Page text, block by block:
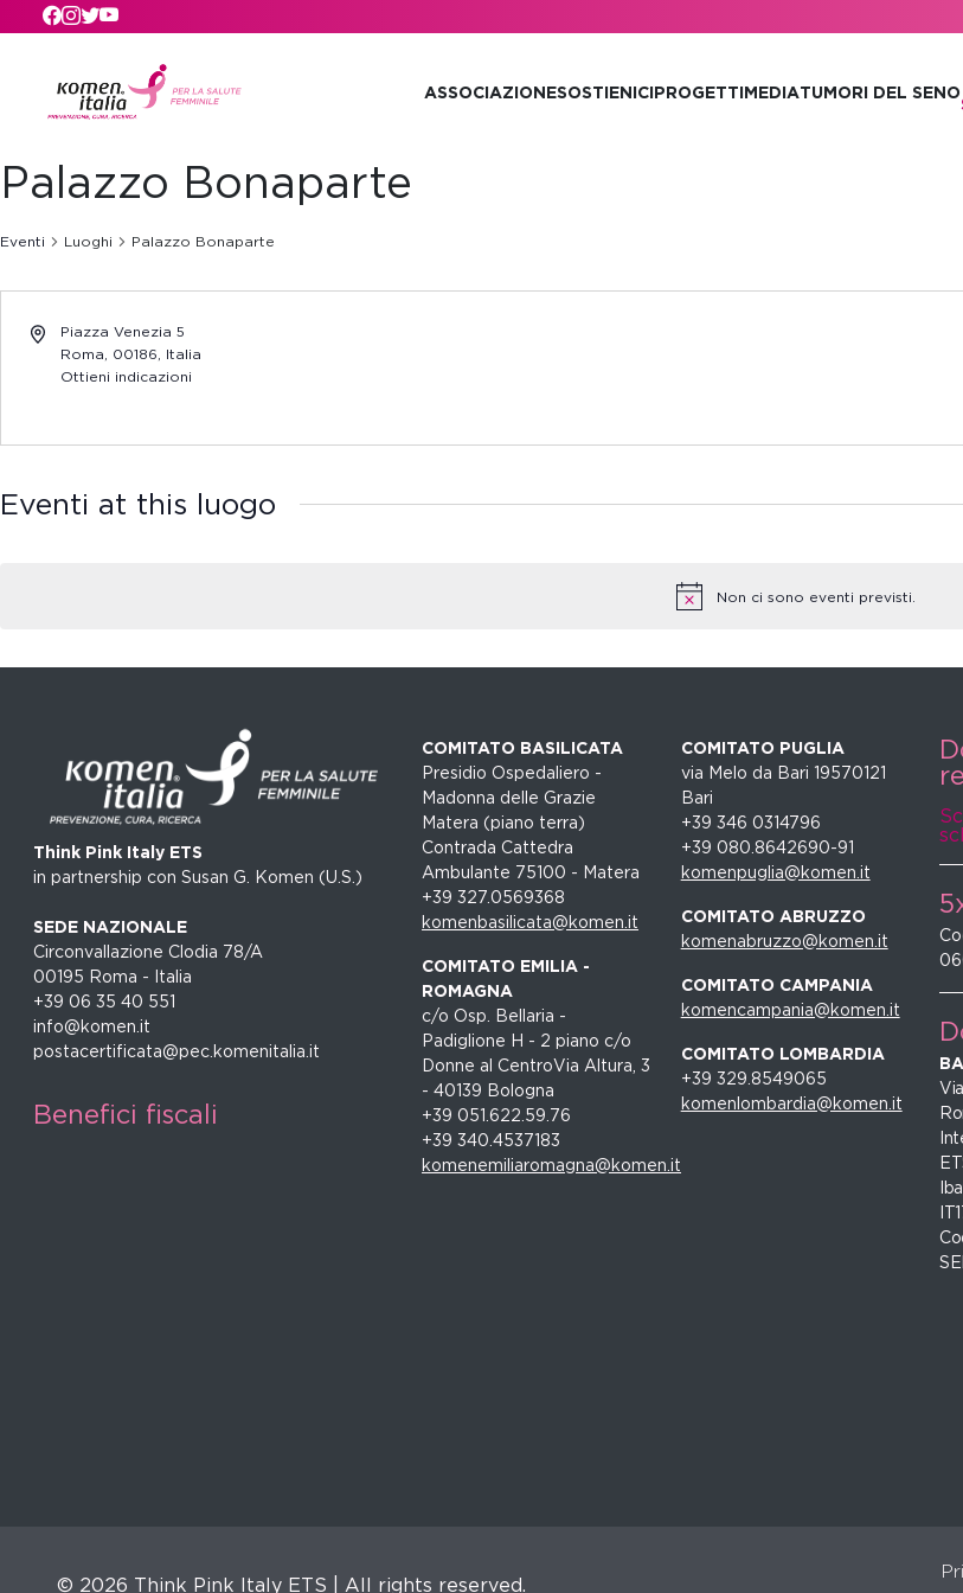
Skip to main content
ASSOCIAZIONESOSTIENICIPROGETTIMEDIATUMORI DEL SENO
Non ci sono eventi previsti.
Palazzo Bonaparte
Eventi Luoghi Palazzo Bonaparte
Piazza Venezia 5
Roma, 00186, Italia
Ottieni indicazioni
Eventi at this luogo
Think Pink Italy ETS
in partnership con Susan G. Komen (U.S.)
SEDE NAZIONALE
Circonvallazione Clodia 78/A
00195 Roma - Italia
+39 06 35 40 551
info@komen.it
postacertificata@pec.komenitalia.it
Benefici fiscali
COMITATO BASILICATA
Presidio Ospedaliero -
Madonna delle Grazie
Matera (piano terra)
Contrada Cattedra
Ambulante 75100 - Matera
+39 327.0569368
komenbasilicata@komen.it
COMITATO EMILIA -
ROMAGNA
c/o Osp. Bellaria -
Padiglione H - 2 piano c/o
Donne al CentroVia Altura, 3
- 40139 Bologna
+39 051.622.59.76
+39 340.4537183
komenemiliaromagna@komen.it
COMITATO PUGLIA
via Melo da Bari 19570121
Bari
+39 346 0314796
+39 080.8642690-91
komenpuglia@komen.it
COMITATO ABRUZZO
komenabruzzo@komen.it
COMITATO CAMPANIA
komencampania@komen.it
COMITATO LOMBARDIA
+39 329.8549065
komenlombardia@komen.it
© 2026 Think Pink Italy ETS | All rights reserved.